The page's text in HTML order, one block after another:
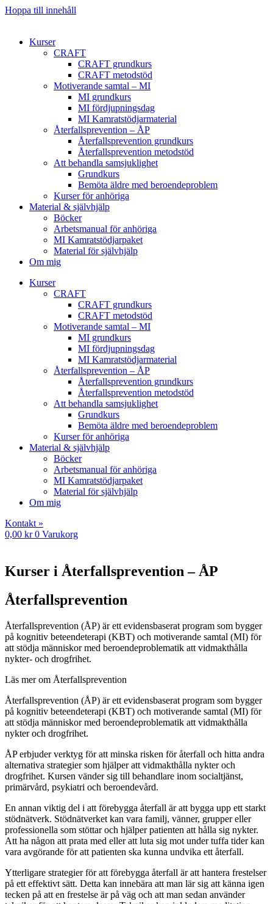
Hoppa till innehåll
Kurser
CRAFT
CRAFT grundkurs
CRAFT metodstöd
Motiverande samtal – MI
MI grundkurs
MI fördjupningsdag
MI Kamratstödjarmaterial
Återfallsprevention – ÅP
Återfallsprevention grundkurs
Återfallsprevention metodstöd
Att behandla samsjuklighet
Grundkurs
Bemöta äldre med beroendeproblem
Kurser för anhöriga
Material & självhjälp
Böcker
Arbetsmanual för anhöriga
MI Kamratstödjarpaket
Material för självhjälp
Om mig
Kurser
CRAFT
CRAFT grundkurs
CRAFT metodstöd
Motiverande samtal – MI
MI grundkurs
MI fördjupningsdag
MI Kamratstödjarmaterial
Återfallsprevention – ÅP
Återfallsprevention grundkurs
Återfallsprevention metodstöd
Att behandla samsjuklighet
Grundkurs
Bemöta äldre med beroendeproblem
Kurser för anhöriga
Material & självhjälp
Böcker
Arbetsmanual för anhöriga
MI Kamratstödjarpaket
Material för självhjälp
Om mig
Kontakt »
0,00 kr 0 Varukorg
Kurser i Återfallsprevention – ÅP
Återfallsprevention
Återfallsprevention (ÅP) är ett evidensbaserat program som bygger
på kognitiv beteendeterapi (KBT) och motiverande samtal (MI) för
att stödja människor med beroendeproblematik att vidmakthålla
nykter- och drogfrihet.
Läs mer om Återfallsprevention
Återfallsprevention (ÅP) är ett evidensbaserat program som bygger
på kognitiv beteendeterapi (KBT) och motiverande samtal (MI) för
att stödja människor med beroendeproblematik att vidmakthålla
nykter och drogfrihet.
ÅP erbjuder verktyg för att minska risken för återfall och hitta andra
alternativa strategier som hjälper att vidmakthålla nykter och
drogfrihet. Kursen vänder sig till behandlare inom socialtjänst,
primärvård, psykiatri och beroendevård.
En annan viktig del i att förebygga återfall är att bygga upp ett starkt
stödnätverk. Stödnätverket kan vara familj, vänner, grupper eller
professionella som stöttar och hjälper patienten att hålla sig nykter.
Att ha någon att prata med eller att luta sig mot under tuffa tider kan
vara avgörande för att patienten ska kunna undvika ett återfall.
Ytterligare strategier för att förebygga återfall är att hantera frestelser
på ett effektivt sätt. Detta kan innebära att man lär sig att känna igen
tecken på att en frestelse är på väg och att man sedan använder